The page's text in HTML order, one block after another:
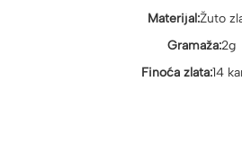
Materijal:Žuto
Gramaža:2g
Finoća zlata:14